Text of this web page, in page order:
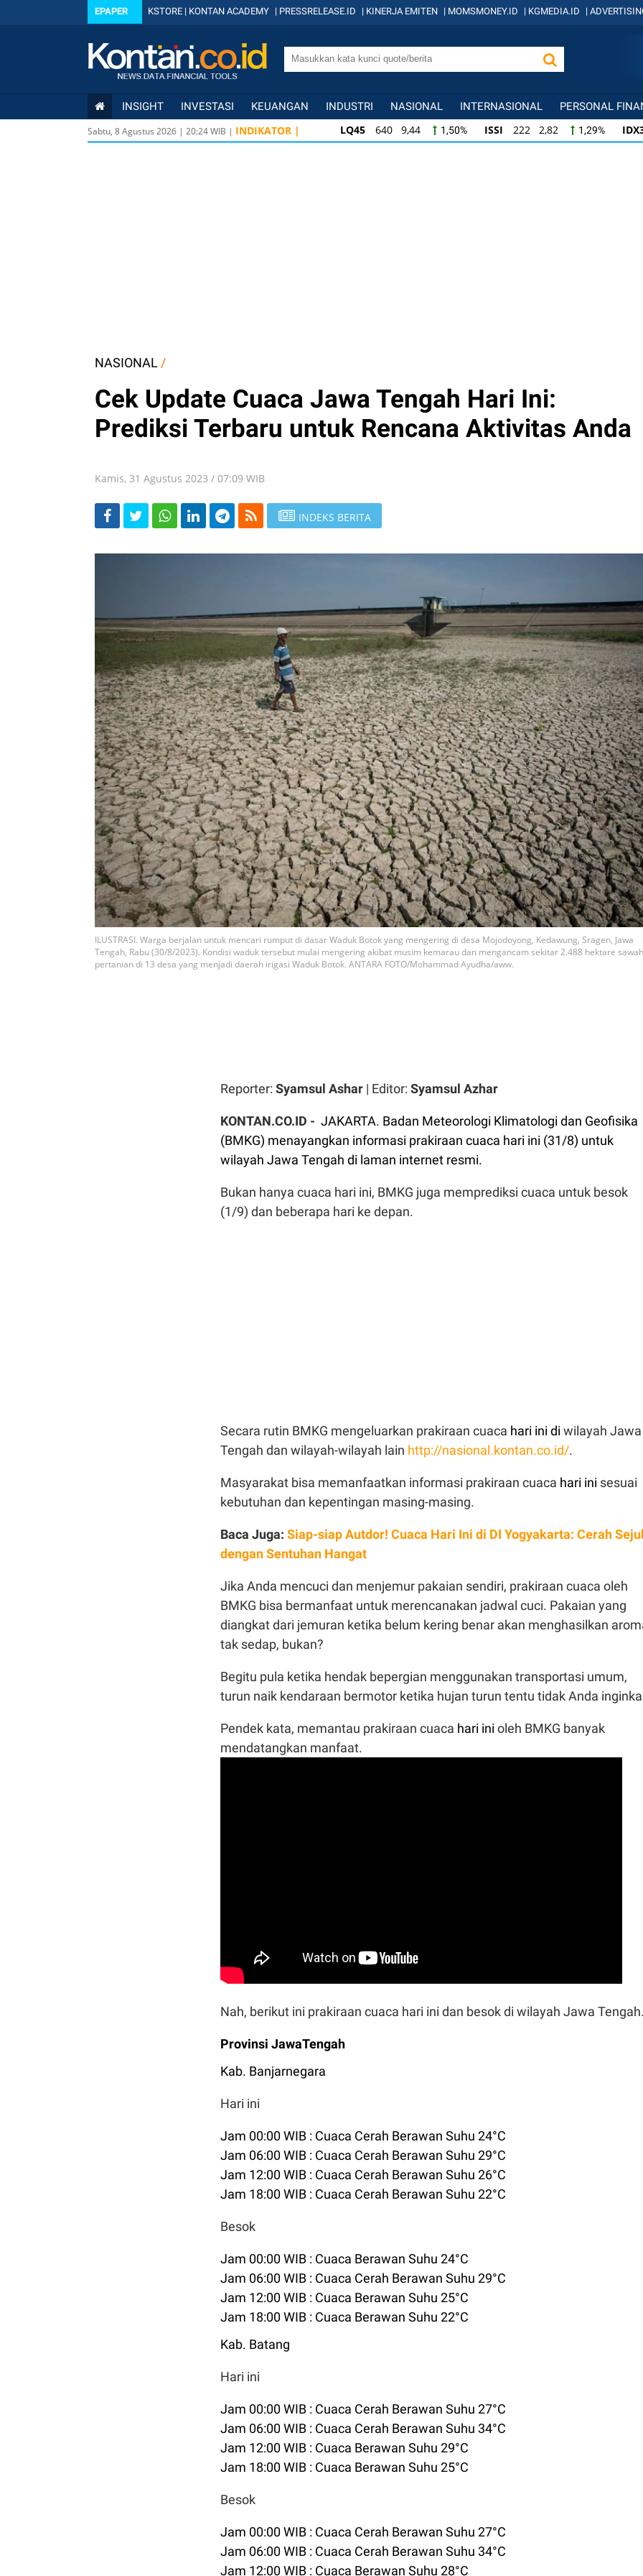
EPAPER KSTORE | KONTAN ACADEMY | PRESSRELEASE.ID | KINERJA EMITEN | MOMSMONEY.ID | KGMEDIA.ID |
INSIGHT INVESTASI KEUANGAN INDUSTRI NASIONAL INTERNASIONAL PERSONAL
Sabtu, 8 Agustus 2026 | 20:24WIB | INDIKATOR | LQ45 640 9,44 1,50% ISSI 222 2,82 1,29%
ISSI
222 2,82 1,29% IDX30 359 5,14 1,45%
NASIONAL /
Cek Update Cuaca Jawa Tengah Hari Ini:
Prediksi Terbaru untuk Rencana Aktivitas Anda
Kamis, 31 Agustus 2023 / 07:09 WIB
INDEKS BERITA
ILUSTRASI. Warga berjalan untuk mencari rumput di dasar Waduk Botok yang mengering di desa Mojodoyong, Kedawung, Sragen, Jawa
Tengah, Rabu (30/8/2023). Kondisi waduk tersebut mulai mengering akibat musim kemarau dan mengancam sekitar 2.488 hektare sawah
pertanian di 13 desa yang menjadi daerah irigasi Waduk Botok. ANTARA FOTO/Mohammad Ayudha/aww.
Reporter: Syamsul Ashar | Editor: Syamsul Azhar
KONTAN.CO.ID - JAKARTA. Badan Meteorologi Klimatologi dan Geofisika
(BMKG) menayangkan informasi prakiraan cuaca hari ini (31/8) untuk
wilayah Jawa Tengah di laman internet resmi.
Bukan hanya cuaca hari ini, BMKG juga memprediksi cuaca untuk besok
(1/9) dan beberapa hari ke depan.
Secara rutin BMKG mengeluarkan prakiraan cuaca hari ini di wilayah Jawa
Tengah dan wilayah-wilayah lain http://nasional.kontan.co.id/.
Masyarakat bisa memanfaatkan informasi prakiraan cuaca hari ini sesuai
kebutuhan dan kepentingan masing-masing.
Baca Juga: Siap-siap Autdor! Cuaca Hari Ini di DI Yogyakarta: Cerah
dengan Sentuhan Hangat
Jika Anda mencuci dan menjemur pakaian sendiri, prakiraan cuaca oleh
BMKG bisa bermanfaat untuk merencanakan jadwal cuci. Pakaian yang
diangkat dari jemuran ketika belum kering benar akan menghasilkan
tak sedap, bukan?
Begitu pula ketika hendak bepergian menggunakan transportasi umum,
turun naik kendaraan bermotor ketika hujan turun tentu tidak Anda
Pendek kata, memantau prakiraan cuaca hari ini oleh BMKG banyak
mendatangkan manfaat.
Nah, berikut ini prakiraan cuaca hari ini dan besok di wilayah Jawa
Provinsi JawaTengah
Kab. Banjarnegara
Hari ini
Jam 00:00 WIB : Cuaca Cerah Berawan Suhu 24°C
Jam 06:00 WIB : Cuaca Cerah Berawan Suhu 29°C
Jam 12:00 WIB : Cuaca Cerah Berawan Suhu 26°C
Jam 18:00 WIB : Cuaca Cerah Berawan Suhu 22°C
Besok
Jam 00:00 WIB : Cuaca Berawan Suhu 24°C
Jam 06:00 WIB : Cuaca Cerah Berawan Suhu 29°C
Jam 12:00 WIB : Cuaca Berawan Suhu 25°C
Jam 18:00 WIB : Cuaca Berawan Suhu 22°C
Kab. Batang
Hari ini
Jam 00:00 WIB : Cuaca Cerah Berawan Suhu 27°C
Jam 06:00 WIB : Cuaca Cerah Berawan Suhu 34°C
Jam 12:00 WIB : Cuaca Berawan Suhu 29°C
Jam 18:00 WIB : Cuaca Berawan Suhu 25°C
Besok
Jam 00:00 WIB : Cuaca Cerah Berawan Suhu 27°C
Jam 06:00 WIB : Cuaca Cerah Berawan Suhu 34°C
Jam 12:00 WIB : Cuaca Berawan Suhu 28°C